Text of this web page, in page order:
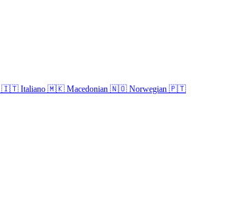
🇮🇹 Italiano 🇲🇰 Macedonian 🇳🇴 Norwegian 🇵🇹